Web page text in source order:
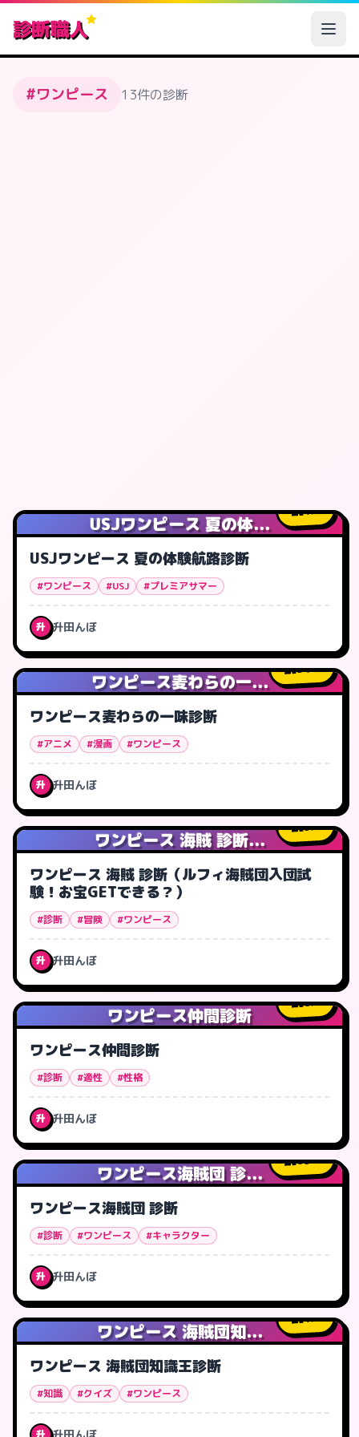
診断職人
#ワンピース 13件の診断
USJワンピース 夏の体...
1人
USJワンピース 夏の体験航路診断
#ワンピース #USJ #プレミアサマー
升 升田んぼ
ワンピース麦わらの一...
31人
ワンピース麦わらの一味診断
#アニメ #漫画 #ワンピース
升 升田んぼ
ワンピース 海賊 診断...
9人
ワンピース 海賊 診断（ルフィ海賊団入団試
験！お宝GETできる？）
#診断 #冒険 #ワンピース
升 升田んぼ
ワンピース仲間診断
8人
ワンピース仲間診断
#診断 #適性 #性格
升 升田んぼ
ワンピース海賊団 診...
69人
ワンピース海賊団 診断
#診断 #ワンピース #キャラクター
升 升田んぼ
ワンピース 海賊団知...
1人
ワンピース 海賊団知識王診断
#知識 #クイズ #ワンピース
升